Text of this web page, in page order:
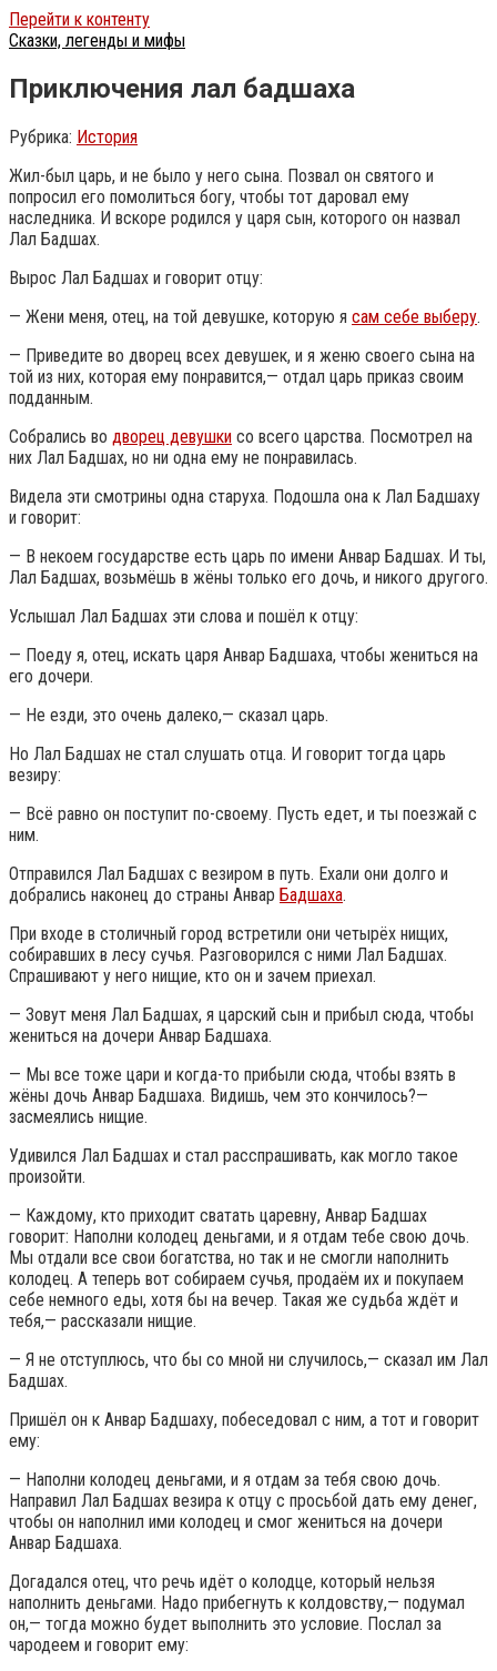
Перейти к контенту
Сказки, легенды и мифы
Приключения лал бадшаха
Рубрика: История
Жил-был царь, и не было у него сына. Позвал он святого и
попросил его помолиться богу, чтобы тот даровал ему
наследника. И вскоре родился у царя сын, которого он назвал
Лал Бадшах.
Вырос Лал Бадшах и говорит отцу:
— Жени меня, отец, на той девушке, которую я сам себе выберу.
— Приведите во дворец всех девушек, и я женю своего сына на
той из них, которая ему понравится,— отдал царь приказ своим
подданным.
Собрались во дворец девушки со всего царства. Посмотрел на
них Лал Бадшах, но ни одна ему не понравилась.
Видела эти смотрины одна старуха. Подошла она к Лал Бадшаху
и говорит:
— В некоем государстве есть царь по имени Анвар Бадшах. И ты,
Лал Бадшах, возьмёшь в жёны только его дочь, и никого другого.
Услышал Лал Бадшах эти слова и пошёл к отцу:
— Поеду я, отец, искать царя Анвар Бадшаха, чтобы жениться на
его дочери.
— Не езди, это очень далеко,— сказал царь.
Но Лал Бадшах не стал слушать отца. И говорит тогда царь
везиру:
— Всё равно он поступит по-своему. Пусть едет, и ты поезжай с
ним.
Отправился Лал Бадшах с везиром в путь. Ехали они долго и
добрались наконец до страны Анвар Бадшаха.
При входе в столичный город встретили они четырёх нищих,
собиравших в лесу сучья. Разговорился с ними Лал Бадшах.
Спрашивают у него нищие, кто он и зачем приехал.
— Зовут меня Лал Бадшах, я царский сын и прибыл сюда, чтобы
жениться на дочери Анвар Бадшаха.
— Мы все тоже цари и когда-то прибыли сюда, чтобы взять в
жёны дочь Анвар Бадшаха. Видишь, чем это кончилось?—
засмеялись нищие.
Удивился Лал Бадшах и стал расспрашивать, как могло такое
произойти.
— Каждому, кто приходит сватать царевну, Анвар Бадшах
говорит: Наполни колодец деньгами, и я отдам тебе свою дочь.
Мы отдали все свои богатства, но так и не смогли наполнить
колодец. А теперь вот собираем сучья, продаём их и покупаем
себе немного еды, хотя бы на вечер. Такая же судьба ждёт и
тебя,— рассказали нищие.
— Я не отступлюсь, что бы со мной ни случилось,— сказал им Лал
Бадшах.
Пришёл он к Анвар Бадшаху, побеседовал с ним, а тот и говорит
ему:
— Наполни колодец деньгами, и я отдам за тебя свою дочь.
Направил Лал Бадшах везира к отцу с просьбой дать ему денег,
чтобы он наполнил ими колодец и смог жениться на дочери
Анвар Бадшаха.
Догадался отец, что речь идёт о колодце, который нельзя
наполнить деньгами. Надо прибегнуть к колдовству,— подумал
он,— тогда можно будет выполнить это условие. Послал за
чародеем и говорит ему: